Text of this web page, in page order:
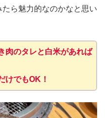
ら魅力的なのかなと思い
肉のタレと白米があれば
けでもOK！